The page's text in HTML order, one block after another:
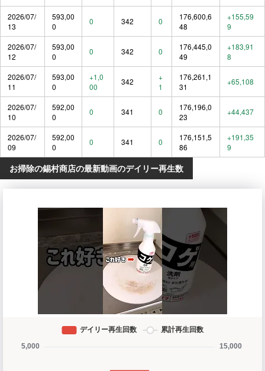
2026/07/
13
593,00
0
0 342 0
176,600,6
48
+155,59
9
2026/07/
12
593,00
0
0 342 0
176,445,0
49
+183,91
8
2026/07/
11
593,00
0
+1,0
00
342
+
1
176,261,1
31
+65,108
2026/07/
10
592,00
0
0 341 0
176,196,0
23
+44,437
2026/07/
09
592,00
0
0 341 0
176,151,5
86
+191,35
9
お掃除の錫村商店の最新動画のデイリー再生数